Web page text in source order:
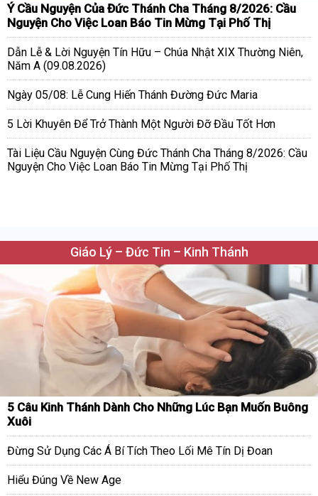
Ý Cầu Nguyện Của Đức Thánh Cha Tháng 8/2026: Cầu
Nguyện Cho Việc Loan Báo Tin Mừng Tại Phố Thị
Dẫn Lễ & Lời Nguyện Tín Hữu – Chúa Nhật XIX Thường Niên,
Năm A (09.08.2026)
Ngày 05/08: Lễ Cung Hiến Thánh Đường Đức Maria
5 Lời Khuyên Để Trở Thành Một Người Đỡ Đầu Tốt Hơn
Tài Liệu Cầu Nguyện Cùng Đức Thánh Cha Tháng 8/2026: Cầu
Nguyện Cho Việc Loan Báo Tin Mừng Tại Phố Thị
Giáo Lý – Đức Tin – Kinh Thánh
5 Câu Kinh Thánh Dành Cho Những Lúc Bạn Muốn Buông
Xuôi
Đừng Sử Dụng Các Á Bí Tích Theo Lối Mê Tín Dị Đoan
Hiểu Đúng Về New Age